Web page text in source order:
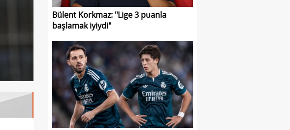
Bülent Korkmaz: "Lige 3 puanla
başlamak iyiydi"